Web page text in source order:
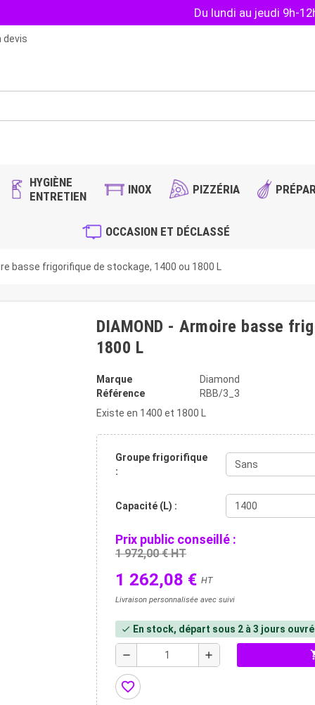
Du lundi au jeudi 9h-
devis
HYGIÈNE
ENTRETIEN
INOX PIZZÉRIA
OCCASION ET DÉCLASSÉ
basse frigorifique de stockage, 1400 ou 1800 L
DIAMOND - Armoire basse
1800 L
Marque
Diamond
Référence
RBB/3_3
Existe en 1400 et 1800 L
Groupe frigorifique
:
Capacité (L) :
Prix public conseillé :
1 972,00 € HT
1 262,08 € HT
Livraison personnalisée avec suivi
check En stock, départ sous 2 à 3 jours
remove add
favorite_border